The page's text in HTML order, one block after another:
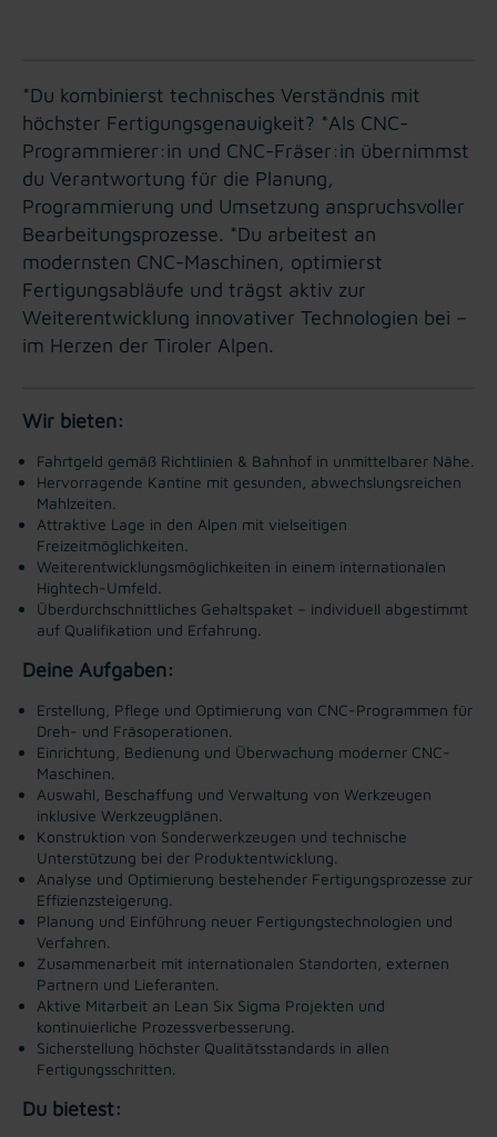
*Du kombinierst technisches Verständnis mit
höchster Fertigungsgenauigkeit? *Als CNC-
Programmierer:in und CNC-Fräser:in übernimmst
du Verantwortung für die Planung,
Programmierung und Umsetzung anspruchsvoller
Bearbeitungsprozesse. *Du arbeitest an
modernsten CNC-Maschinen, optimierst
Fertigungsabläufe und trägst aktiv zur
Weiterentwicklung innovativer Technologien bei –
im Herzen der Tiroler Alpen.
Wir bieten:
Fahrtgeld gemäß Richtlinien & Bahnhof in unmittelbarer Nähe.
Hervorragende Kantine mit gesunden, abwechslungsreichen
Mahlzeiten.
Attraktive Lage in den Alpen mit vielseitigen
Freizeitmöglichkeiten.
Weiterentwicklungsmöglichkeiten in einem internationalen
Hightech-Umfeld.
Überdurchschnittliches Gehaltspaket – individuell abgestimmt
auf Qualifikation und Erfahrung.
Deine Aufgaben:
Erstellung, Pflege und Optimierung von CNC-Programmen für
Dreh- und Fräsoperationen.
Einrichtung, Bedienung und Überwachung moderner CNC-
Maschinen.
Auswahl, Beschaffung und Verwaltung von Werkzeugen
inklusive Werkzeugplänen.
Konstruktion von Sonderwerkzeugen und technische
Unterstützung bei der Produktentwicklung.
Analyse und Optimierung bestehender Fertigungsprozesse zur
Effizienzsteigerung.
Planung und Einführung neuer Fertigungstechnologien und
Verfahren.
Zusammenarbeit mit internationalen Standorten, externen
Partnern und Lieferanten.
Aktive Mitarbeit an Lean Six Sigma Projekten und
kontinuierliche Prozessverbesserung.
Sicherstellung höchster Qualitätsstandards in allen
Fertigungsschritten.
Du bietest: